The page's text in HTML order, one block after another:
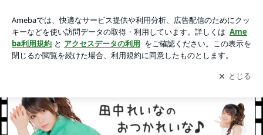
ー」Powered by Ameba
アプリをダウンロードして ブログの更新通知
を受け取りまし
ょう。
開く